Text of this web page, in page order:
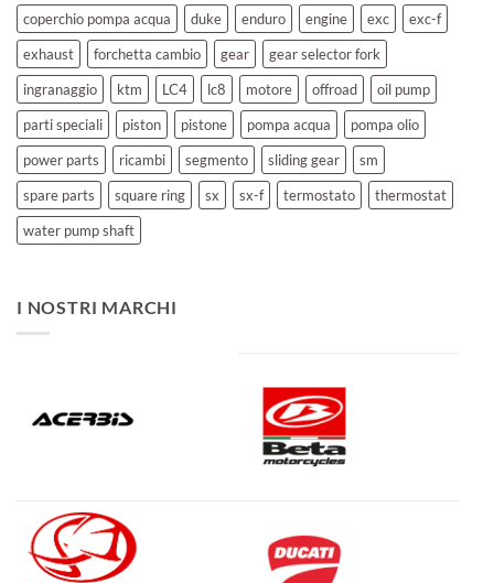
coperchio pompa acqua
duke enduro engine exc
exc-f
exhaust
forchetta cambio gear
gear selector fork
ingranaggio
ktm LC4 lc8 motore offroad
oil pump
parti speciali
piston pistone pompa acqua
pompa olio
power parts
ricambi segmento sliding gear
sm
spare parts
square ring sx sx-f termostato
thermostat
water pump shaft
I NOSTRI MARCHI